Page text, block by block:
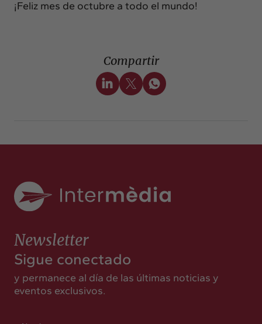
¡Feliz mes de octubre a todo el mundo!
Compartir
Newsletter
Sigue conectado
y permanece al día de las últimas noticias y
eventos exclusivos.